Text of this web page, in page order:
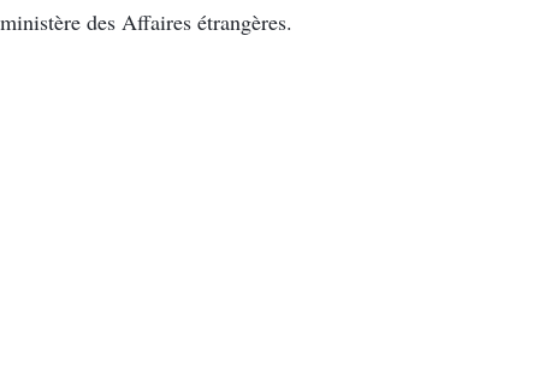
ministère des Affaires étrangères.